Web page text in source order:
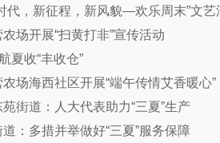
代，新征程，新风貌—欢乐周末”文艺
场开展“扫黄打非”宣传活动
夏收“丰收仓”
场海西社区开展“端午传情艾香暖心”
街道：人大代表助力“三夏”生产
：多措并举做好“三夏”服务保障